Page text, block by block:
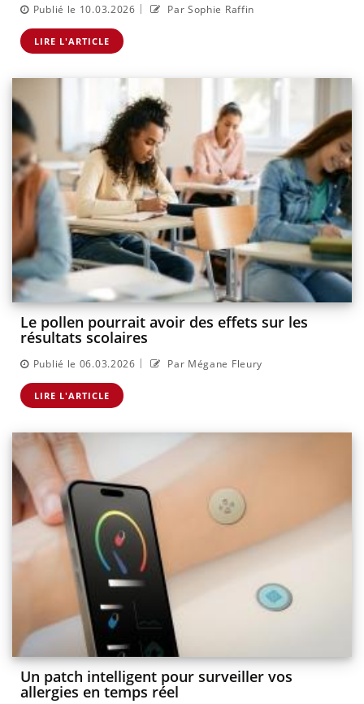
Publié le 10.03.2026 | Par Sophie Raffin
LIRE L'ARTICLE
Le pollen pourrait avoir des effets sur les
résultats scolaires
Publié le 06.03.2026 | Par Mégane Fleury
LIRE L'ARTICLE
Un patch intelligent pour surveiller vos
allergies en temps réel